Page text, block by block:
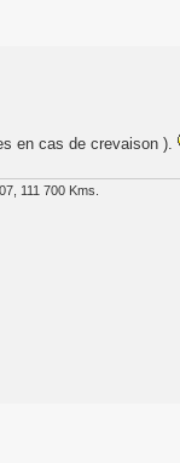
en cas de crevaison ).
111 700 Kms.